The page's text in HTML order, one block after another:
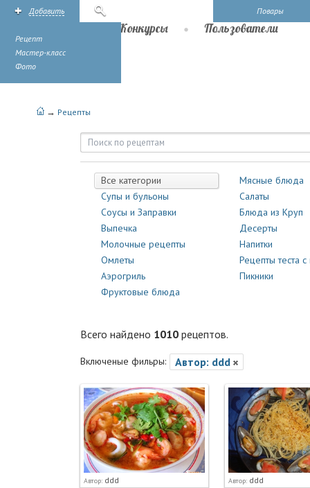
Повары
Добавить
Рецепт
Мастер-класс
Фото
Конкурсы Пользователи
→ Рецепты
Рецепты | Повары.ру
Все категории
Мясные блюда
Супы и бульоны
Салаты
Соусы и Заправки
Блюда из Круп
Выпечка
Десерты
Молочные рецепты
Напитки
Омлеты
Рецепты теста с
Аэрогриль
Пикники
Фруктовые блюда
Всего найдено 1010 рецептов.
Включеные фильры: Автор: ddd
Автор: ddd Автор: ddd